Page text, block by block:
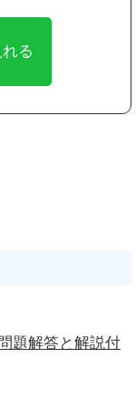
題解答と解説付